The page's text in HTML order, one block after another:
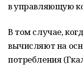
в управляющую
В том случае,
вычисляют на
потребления